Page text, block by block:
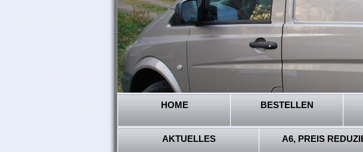
HOME BESTELLEN
AKTUELLES A6, PREIS